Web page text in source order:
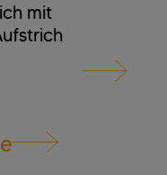
mit